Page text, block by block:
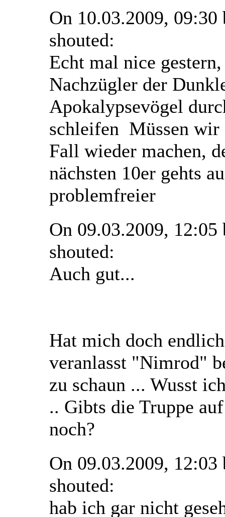
On 10.03.2009,
shouted:
Echt mal nice
Nachzügler der
Apokalypsevögel
schleifen Müssen wir
Fall wieder machen,
nächsten 10er gehts
problemfreier
On 09.03.2009,
shouted:
Auch gut...
Hat mich doch
veranlasst "Nimrod"
zu schaun ... Wusst
.. Gibts die Truppe
noch?
On 09.03.2009,
shouted:
hab ich gar nicht